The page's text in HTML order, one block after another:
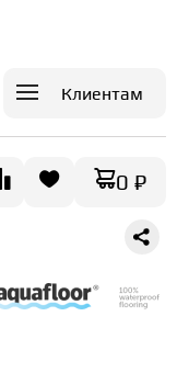
Клиентам
0 ₽